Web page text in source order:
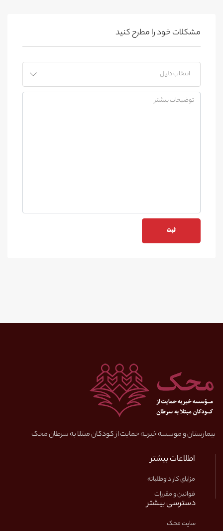
مشکلات خود را مطرح کنید
بیمارستان و موسسه خیریه حمایت از کودکان مبتلا به سرطان محک
اطلاعات بیشتر
مزایای کار داوطلبانه
قوانین و مقررات
دسترسی بیشتر
سایت محک